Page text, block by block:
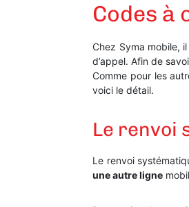
Codes à
Chez Syma mobile,
d’appel. Afin de
Comme pour les
voici le détail.
Le renvoi
Le renvoi
une autre ligne